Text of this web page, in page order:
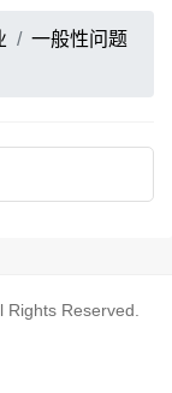
一般性问题
Rights Reserved.